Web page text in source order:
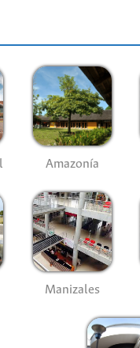
Amazonía
Manizales